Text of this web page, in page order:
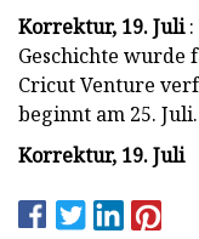
Korrektur, 19. Juli:
Geschichte wurde
Cricut Venture
beginnt am 25. Juli.
Korrektur, 19. Juli